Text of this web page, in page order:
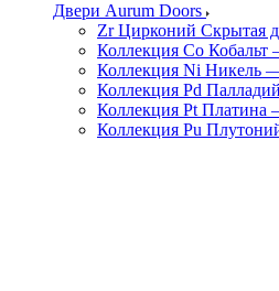
Двери Aurum Doors
Zr Цирконий Скрытая
Коллекция Co Кобальт
Коллекция Ni Никель
Коллекция Pd Палладий
Коллекция Pt Платина
Коллекция Pu